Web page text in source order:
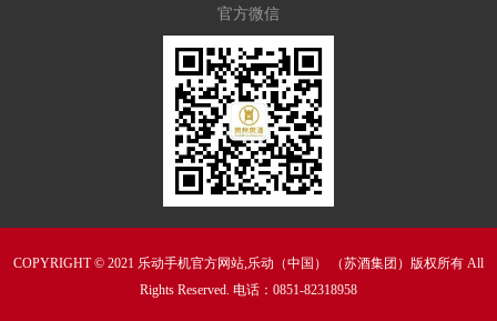
官方微信
COPYRIGHT © 2021 乐动手机官方网站,乐动（中国） （苏酒集团）版权所有 All
Rights Reserved. 电话：0851-82318958